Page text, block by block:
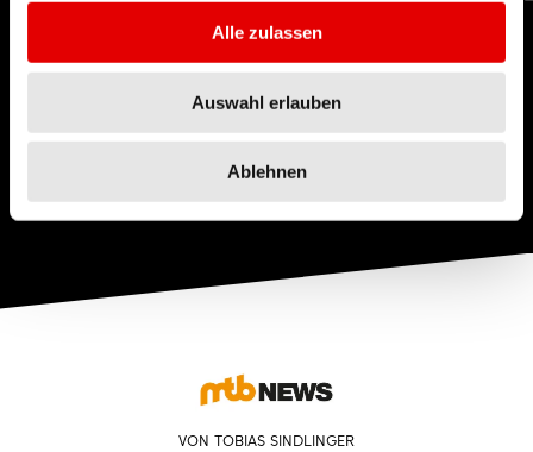
Alle zulassen
Auswahl erlauben
Ablehnen
LINEAIR DÄMPFER
TECHNOLOGIE
INCONTROL DÄMPFER
TECHNOLOGIE
VON TOBIAS SINDLINGER